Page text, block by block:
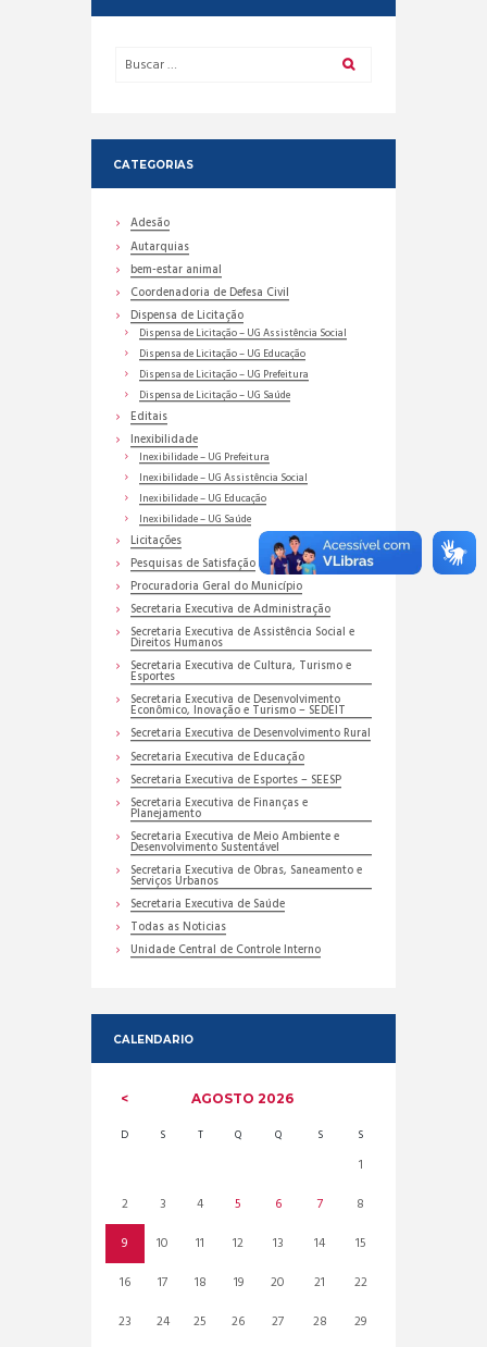
CATEGORIAS
Adesão
Autarquias
bem-estar animal
Coordenadoria de Defesa Civil
Dispensa de Licitação
Dispensa de Licitação – UG Assistência Social
Dispensa de Licitação – UG Educação
Dispensa de Licitação – UG Prefeitura
Dispensa de Licitação – UG Saúde
Editais
Inexibilidade
Inexibilidade – UG Prefeitura
Inexibilidade – UG Assistência Social
Inexibilidade – UG Educação
Inexibilidade – UG Saúde
Licitações
Pesquisas de Satisfação
Procuradoria Geral do Município
Secretaria Executiva de Administração
Secretaria Executiva de Assistência Social e
Direitos Humanos
Secretaria Executiva de Cultura, Turismo e
Esportes
Secretaria Executiva de Desenvolvimento
Econômico, Inovação e Turismo – SEDEIT
Secretaria Executiva de Desenvolvimento Rural
Secretaria Executiva de Educação
Secretaria Executiva de Esportes – SEESP
Secretaria Executiva de Finanças e
Planejamento
Secretaria Executiva de Meio Ambiente e
Desenvolvimento Sustentável
Secretaria Executiva de Obras, Saneamento e
Serviços Urbanos
Secretaria Executiva de Saúde
Todas as Noticias
Unidade Central de Controle Interno
CALENDARIO
AGOSTO2026
D S T Q Q S S
1
2
3 4 5 6 7
8
9
10 11 12 13 14
15
16
17 18 19 20 21
22
23
24 25 26 27 28 29